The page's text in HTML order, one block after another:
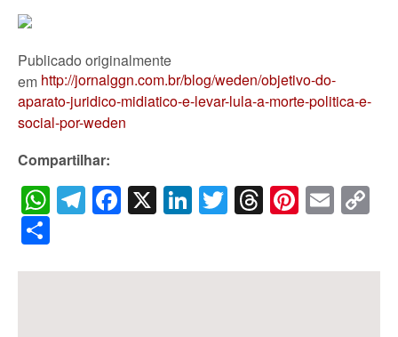
Publicado originalmente
em http://jornalggn.com.br/blog/weden/objetivo-do-
aparato-juridico-midiatico-e-levar-lula-a-morte-politica-e-
social-por-weden
Compartilhar:
WhatsApp
Telegram
Facebook
X LinkedIn
Twitter
Threads